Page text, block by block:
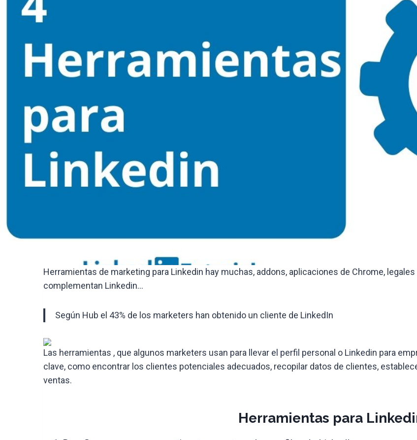
Herramientas de marketing para Linkedin hay muchas, addons, aplicaciones de Chrome,
complementan Linkedin…
Según Hub el 43% de los marketers han obtenido un cliente de LinkedIn
Las herramientas , que algunos marketers usan para llevar el perfil personal o Linkedin para
clave, como encontrar los clientes potenciales adecuados, recopilar datos de clientes,
ventas.
Herramientas para